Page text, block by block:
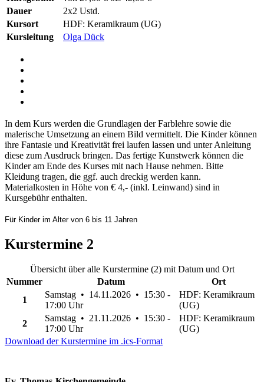
Dauer
2x2 Ustd.
Kursort
HDF: Keramikraum (UG)
Kursleitung
Olga Dück
In dem Kurs werden die Grundlagen der Farblehre sowie die
malerische Umsetzung an einem Bild vermittelt. Die Kinder können
ihre Fantasie und Kreativität frei laufen lassen und unter Anleitung
diese zum Ausdruck bringen. Das fertige Kunstwerk können die
Kinder am Ende des Kurses mit nach Hause nehmen. Bitte
Kleidung tragen, die ggf. auch dreckig werden kann.
Materialkosten in Höhe von € 4,- (inkl. Leinwand) sind in
Kursgebühr enthalten.
Für Kinder im Alter von 6 bis 11 Jahren
Kurstermine 2
Übersicht über alle Kurstermine (2) mit Datum und Ort
Nummer
Datum
Ort
1
Samstag • 14.11.2026 • 15:30 -
17:00 Uhr
HDF: Keramikraum
(UG)
2
Samstag • 21.11.2026 • 15:30 -
17:00 Uhr
HDF: Keramikraum
(UG)
Download der Kurstermine im .ics-Format